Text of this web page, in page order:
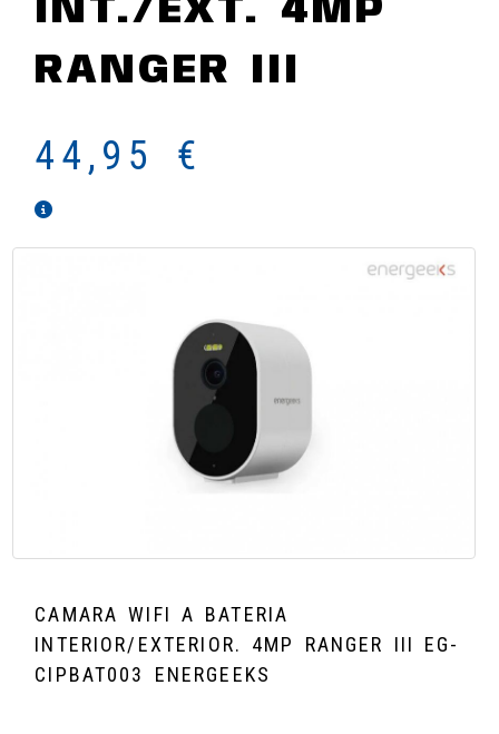
INT./EXT. 4MP
RANGER III
44,95 €
CAMARA WIFI A BATERIA
INTERIOR/EXTERIOR. 4MP RANGER III EG-
CIPBAT003 ENERGEEKS